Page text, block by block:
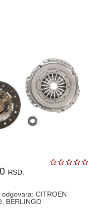
RSD.
odgovara: CITROEN
BERLINGO